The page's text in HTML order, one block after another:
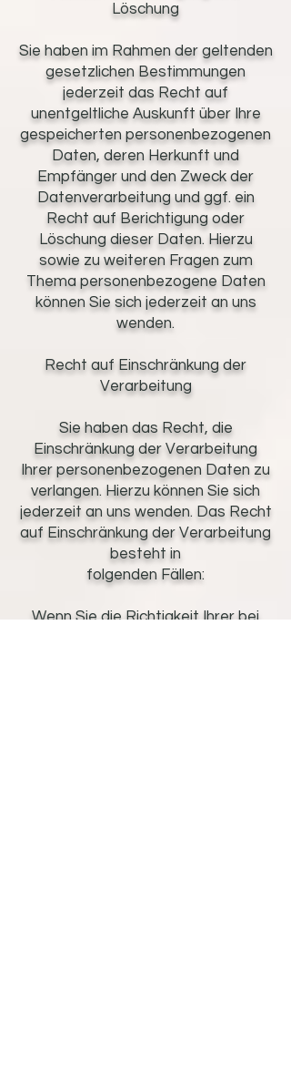
Löschung
Sie haben im Rahmen der geltenden
gesetzlichen Bestimmungen
jederzeit das Recht auf
unentgeltliche Auskunft über Ihre
gespeicherten personenbezogenen
Daten, deren Herkunft und
Empfänger und den Zweck der
Datenverarbeitung und ggf. ein
Recht auf Berichtigung oder
Löschung dieser Daten. Hierzu
sowie zu weiteren Fragen zum
Thema personenbezogene Daten
können Sie sich jederzeit an uns
wenden.
Recht auf Einschränkung der
Verarbeitung
Sie haben das Recht, die
Einschränkung der Verarbeitung
Ihrer personenbezogenen Daten zu
verlangen. Hierzu können Sie sich
jederzeit an uns wenden. Das Recht
auf Einschränkung der Verarbeitung
besteht in
folgenden Fällen:
Wenn Sie die Richtigkeit Ihrer bei